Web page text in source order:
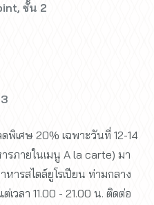
ชั้น 2
เศษ 20% เฉพาะวันที่ 12-14
รภายในเมนู A la carte) มา
ารสไตล์ยูโรเปียน ท่ามกลาง
วลา 11.00 - 21.00 น. ติดต่อ